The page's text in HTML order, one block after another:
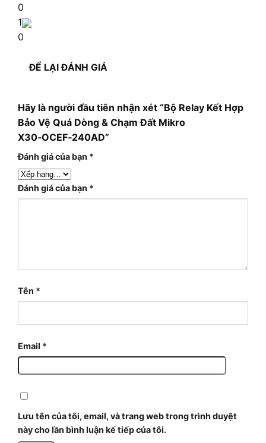
0
1
0
ĐỂ LẠI ĐÁNH GIÁ
Hãy là người đầu tiên nhận xét “Bộ Relay Kết Hợp
Bảo Vệ Quá Dòng & Chạm Đất Mikro
X30‑OCEF‑240AD”
Đánh giá của bạn *
Đánh giá của bạn *
Tên *
Email *
Lưu tên của tôi, email, và trang web trong trình duyệt
này cho lần bình luận kế tiếp của tôi.